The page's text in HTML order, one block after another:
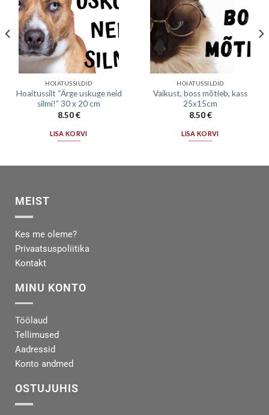
HOIATUSSILDID
Hoaitussilt “Ärge uskuge neid
silmi!” 30 x 20 cm
8.50€
LISA KORVI
HOIATUSSILDID
Vaikust, boss mõtleb, kass
25x15cm
8.50€
LISA KORVI
MEIST
Kes me oleme?
Privaatsuspoliitika
Kontakt
MINU KONTO
Töölaud
Tellimused
Aadressid
Konto andmed
OSTUJUHIS